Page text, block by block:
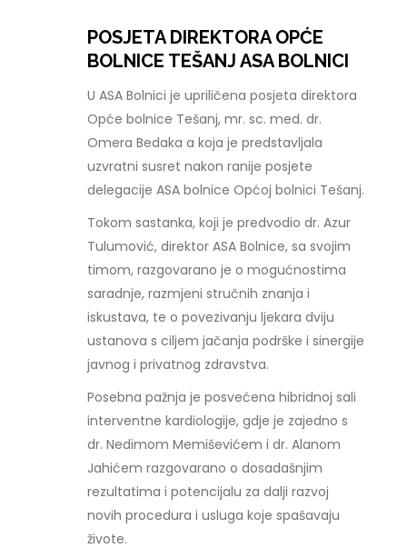
POSJETA DIREKTORA OPĆE
BOLNICE TEŠANJ ASA BOLNICI
U ASA Bolnici je upriličena posjeta direktora
Opće bolnice Tešanj, mr. sc. med. dr.
Omera Bedaka a koja je predstavljala
uzvratni susret nakon ranije posjete
delegacije ASA bolnice Općoj bolnici Tešanj.
Tokom sastanka, koji je predvodio dr. Azur
Tulumović, direktor ASA Bolnice, sa svojim
timom, razgovarano je o mogućnostima
saradnje, razmjeni stručnih znanja i
iskustava, te o povezivanju ljekara dviju
ustanova s ciljem jačanja podrške i sinergije
javnog i privatnog zdravstva.
Posebna pažnja je posvećena hibridnoj sali
interventne kardiologije, gdje je zajedno s
dr. Nedimom Memiševićem i dr. Alanom
Jahićem razgovarano o dosadašnjim
rezultatima i potencijalu za dalji razvoj
novih procedura i usluga koje spašavaju
živote.